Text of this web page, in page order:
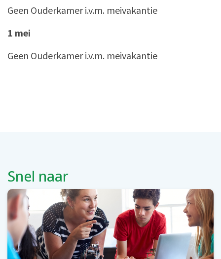
Geen Ouderkamer i.v.m. meivakantie
1 mei
Geen Ouderkamer i.v.m. meivakantie
Snel naar